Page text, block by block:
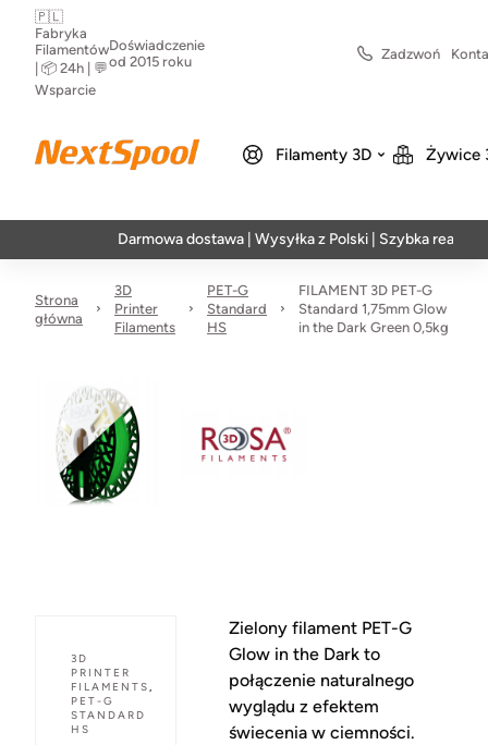
🇵🇱
Fabryka
Filamentów
| 📦 24h | 💬
Wsparcie
Doświadczenie
od 2015 roku
Zadzwoń
Filamenty 3D Żywice
Darmowa dostawa | Wysyłka z Polski | Szybka realizacja w
Strona
główna
3D
Printer
Filaments
PET-G
Standard
HS
FILAMENT 3D PET-G
Standard 1,75mm Glow
in the Dark Green 0,5kg
3D
PRINTER
FILAMENTS,
PET-G
STANDARD
HS
Zielony filament PET-G
Glow in the Dark to
połączenie naturalnego
wyglądu z efektem
świecenia w ciemności.